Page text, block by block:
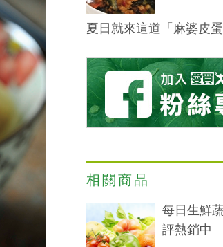
夏日就來這道「麻婆皮
相關商品
每日生鮮
評熱銷中